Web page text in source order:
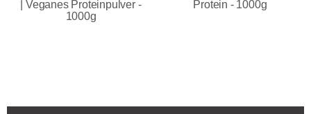
| Veganes Proteinpulver -
1000g
Protein - 1000g